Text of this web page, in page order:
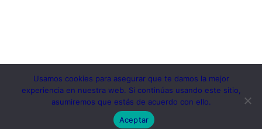
Copyright 2020.KlbTheme . All rights reserved
© Instituto MESIAS – Inteligencia de Marca España
Usamos cookies para asegurar que te damos la mejor
experiencia en nuestra web. Si continúas usando este sitio,
asumiremos que estás de acuerdo con ello.
Aceptar